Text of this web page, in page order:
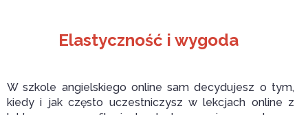
Elastyczność i wygoda
W szkole angielskiego online sam decydujesz o tym,
kiedy i jak często uczestniczysz w lekcjach online z